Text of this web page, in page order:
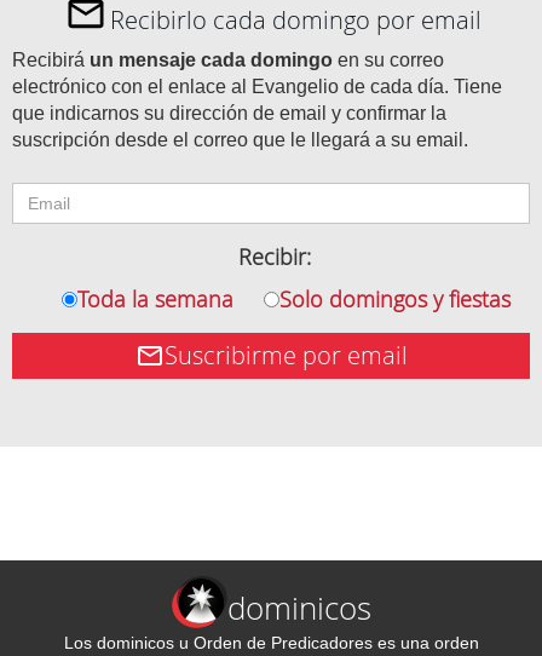
Recibirlo cada domingo por email
Recibirá un mensaje cada domingo en su correo
electrónico con el enlace al Evangelio de cada día. Tiene
que indicarnos su dirección de email y confirmar la
suscripción desde el correo que le llegará a su email.
Recibir:
Toda la semana
Solo domingos y fiestas
Suscribirme por email
dominicos
Los dominicos u Orden de Predicadores es una orden